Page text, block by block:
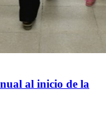
al inicio de la